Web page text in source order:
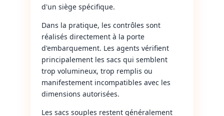
d'un siège spécifique.
Dans la pratique, les contrôles sont
réalisés directement à la porte
d'embarquement. Les agents vérifient
principalement les sacs qui semblent
trop volumineux, trop remplis ou
manifestement incompatibles avec les
dimensions autorisées.
Les sacs souples restent généralement